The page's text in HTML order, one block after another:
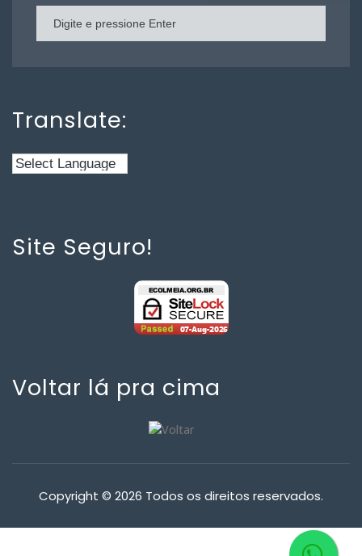
Translate:
Site Seguro!
Voltar lá pra cima
Copyright © 2026 Todos os direitos reservados.